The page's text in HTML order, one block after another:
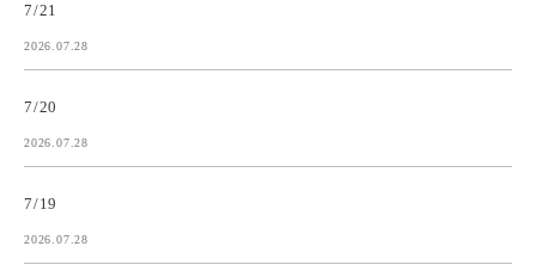
7/21
2026.07.28
7/20
2026.07.28
7/19
2026.07.28